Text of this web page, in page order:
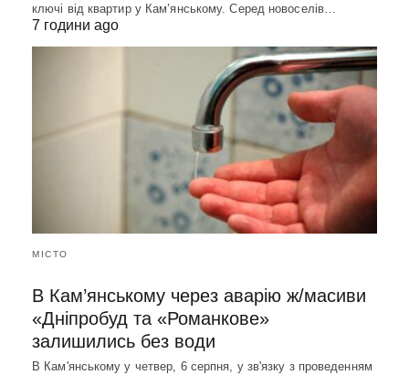
ключі від квартир у Кам’янському. Серед новоселів…
7 години ago
МІСТО
В Кам’янському через аварію ж/масиви
«Дніпробуд та «Романкове»
залишились без води
В Кам'янському у четвер, 6 серпня, у зв'язку з проведенням